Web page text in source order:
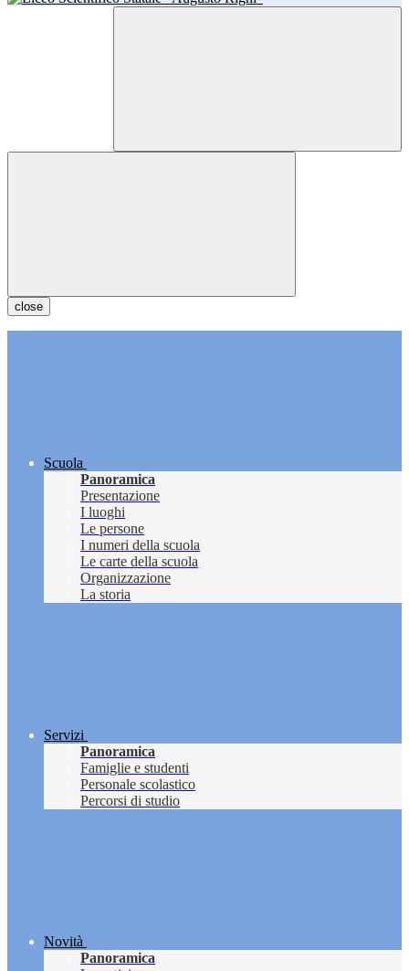
close
Scuola
Panoramica
Presentazione
I luoghi
Le persone
I numeri della scuola
Le carte della scuola
Organizzazione
La storia
Servizi
Panoramica
Famiglie e studenti
Personale scolastico
Percorsi di studio
Novità
Panoramica